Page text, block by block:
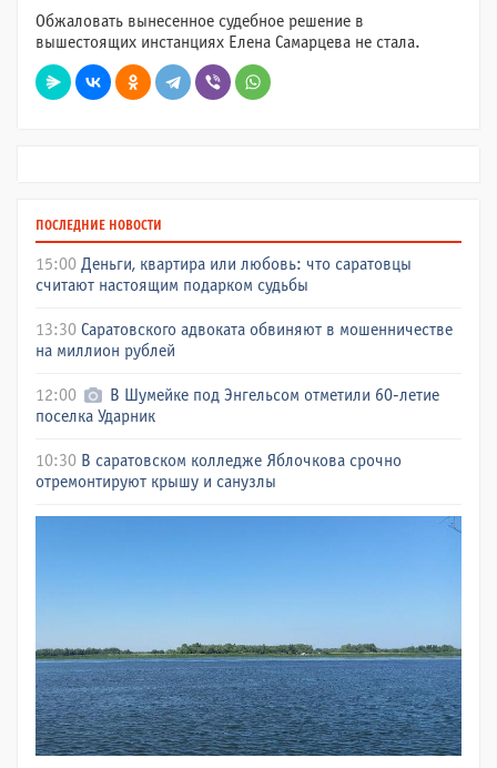
Обжаловать вынесенное судебное решение в
вышестоящих инстанциях Елена Самарцева не стала.
ПОСЛЕДНИЕ НОВОСТИ
15:00 Деньги, квартира или любовь: что саратовцы
считают настоящим подарком судьбы
13:30 Саратовского адвоката обвиняют в мошенничестве
на миллион рублей
12:00
В Шумейке под Энгельсом отметили 60-летие
поселка Ударник
10:30 В саратовском колледже Яблочкова срочно
отремонтируют крышу и санузлы